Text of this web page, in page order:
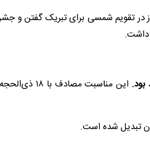
تقویم شمسی برای تبریک گفتن و
داشت.
تبدیل شده است.